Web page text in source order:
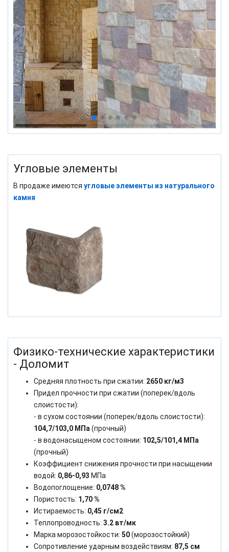
Угловые элементы
В продаже имеются угловые элементы из натурального
камня
Физико-технические характеристики
- Доломит
Средняя плотность при сжатии: 2650 кг/м3
Придел прочности при сжатии (поперек/вдоль
слоистости):
- в сухом состоянии (поперек/вдоль слоистости):
104,7/103,0 МПа (прочный)
- в водонасыщеном состоянии: 102,5/101,4 МПа
(прочный)
Коэффициент снижения прочности при насыщении
водой: 0,86-0,93 МПа
Водопоглощение: 0,0748 %
Пористость: 1,70 %
Истираемость: 0,45 г/см2
Теплопроводность: 3.2 вт/мк
Марка морозостойкости: 50(морозостойкий)
Сопротивление ударным воздействиям: 87,5 см